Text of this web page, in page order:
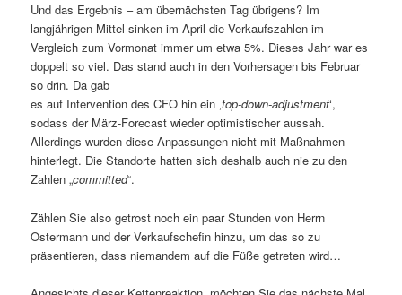
Und das Ergebnis – am übernächsten Tag übrigens? Im
langjährigen Mittel sinken im April die Verkaufszahlen im
Vergleich zum Vormonat immer um etwa 5%. Dieses Jahr war es
doppelt so viel. Das stand auch in den Vorhersagen bis Februar
so drin. Da gab
es auf Intervention des CFO hin ein ‚top-down-adjustment‘,
sodass der März-Forecast wieder optimistischer aussah.
Allerdings wurden diese Anpassungen nicht mit Maßnahmen
hinterlegt. Die Standorte hatten sich deshalb auch nie zu den
Zahlen „committed“.
Zählen Sie also getrost noch ein paar Stunden von Herrn
Ostermann und der Verkaufschefin hinzu, um das so zu
präsentieren, dass niemandem auf die Füße getreten wird…